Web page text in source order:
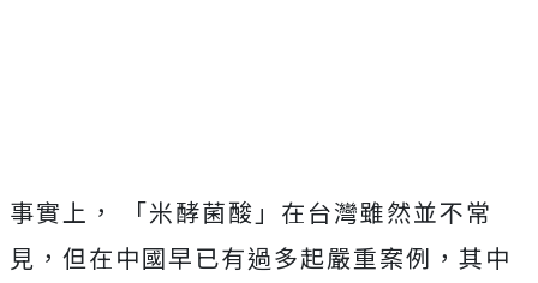
事實上， 「米酵菌酸」在台灣雖然並不常
見，但在中國早已有過多起嚴重案例，其中